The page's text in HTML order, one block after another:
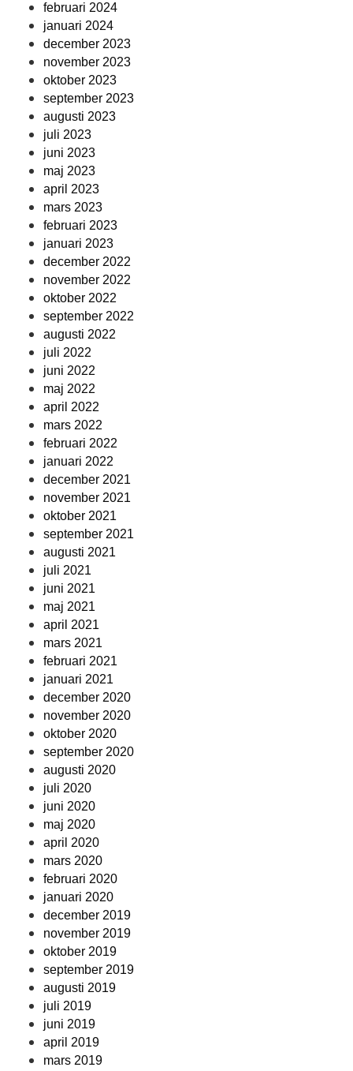
februari 2024
januari 2024
december 2023
november 2023
oktober 2023
september 2023
augusti 2023
juli 2023
juni 2023
maj 2023
april 2023
mars 2023
februari 2023
januari 2023
december 2022
november 2022
oktober 2022
september 2022
augusti 2022
juli 2022
juni 2022
maj 2022
april 2022
mars 2022
februari 2022
januari 2022
december 2021
november 2021
oktober 2021
september 2021
augusti 2021
juli 2021
juni 2021
maj 2021
april 2021
mars 2021
februari 2021
januari 2021
december 2020
november 2020
oktober 2020
september 2020
augusti 2020
juli 2020
juni 2020
maj 2020
april 2020
mars 2020
februari 2020
januari 2020
december 2019
november 2019
oktober 2019
september 2019
augusti 2019
juli 2019
juni 2019
april 2019
mars 2019